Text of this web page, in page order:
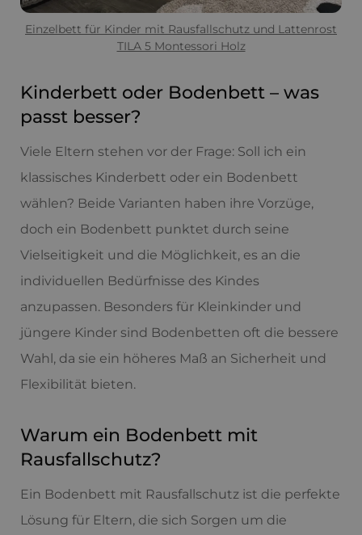
Einzelbett für Kinder mit Rausfallschutz und Lattenrost
TILA 5 Montessori Holz
Kinderbett oder Bodenbett – was
passt besser?
Viele Eltern stehen vor der Frage: Soll ich ein
klassisches Kinderbett oder ein Bodenbett
wählen? Beide Varianten haben ihre Vorzüge,
doch ein Bodenbett punktet durch seine
Vielseitigkeit und die Möglichkeit, es an die
individuellen Bedürfnisse des Kindes
anzupassen. Besonders für Kleinkinder und
jüngere Kinder sind Bodenbetten oft die bessere
Wahl, da sie ein höheres Maß an Sicherheit und
Flexibilität bieten.
Warum ein Bodenbett mit
Rausfallschutz?
Ein Bodenbett mit Rausfallschutz ist die perfekte
Lösung für Eltern, die sich Sorgen um die